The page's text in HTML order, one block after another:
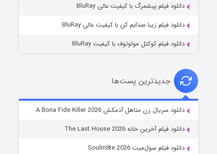
شوگر فصل ۲
دانلود فیلم پیشمرگ با کیفیت عالی BluRay
دانلود فیلم زیبا صدایم کن با کیفیت عالی BluRay
دانلود فیلم کوکتل مولوتوف با کیفیت BluRay
جدیدترین پست‌ها
دانلود سریال زن متاهل آدمکش A Bona Fide Killer 2026
دانلود فیلم آخرین خانه The Last House 2026
دانلود فیلم سول‌میت Soulm8te 2026